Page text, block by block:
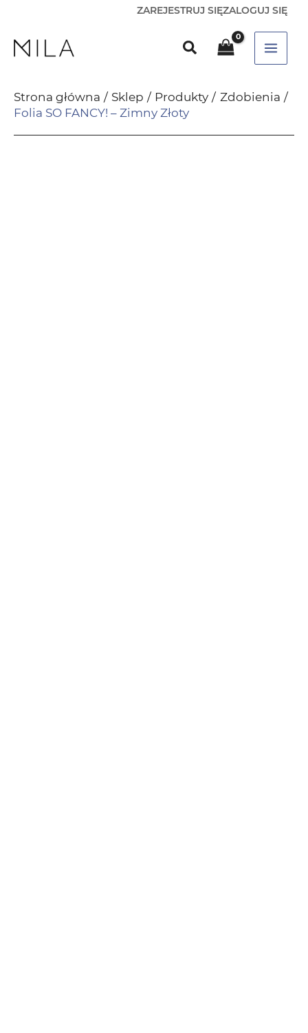
ZAREJESTRUJ SIĘZALOGUJ SIĘ
Strona główna Sklep Produkty
Zdobienia
Folia SO FANCY! – Zimny Złoty